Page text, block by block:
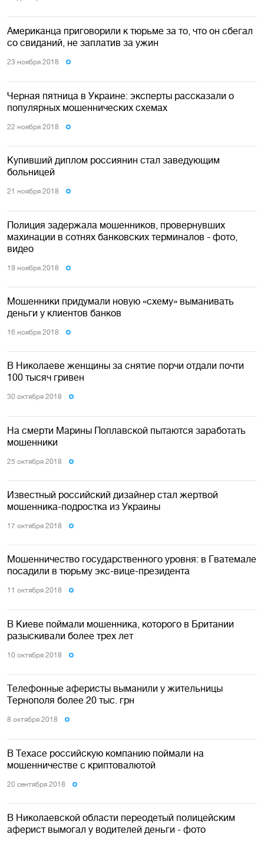
Американца приговорили к тюрьме за то, что он сбегал
со свиданий, не заплатив за ужин
23 ноября 2018
Черная пятница в Украине: эксперты рассказали о
популярных мошеннических схемах
22 ноября 2018
Купивший диплом россиянин стал заведующим
больницей
21 ноября 2018
Полиция задержала мошенников, провернувших
махинации в сотнях банковских терминалов - фото,
видео
19 ноября 2018
Мошенники придумали новую «схему» выманивать
деньги у клиентов банков
16 ноября 2018
В Николаеве женщины за снятие порчи отдали почти
100 тысяч гривен
30 октября 2018
На смерти Марины Поплавской пытаются заработать
мошенники
25 октября 2018
Известный российский дизайнер стал жертвой
мошенника-подростка из Украины
17 октября 2018
Мошенничество государственного уровня: в Гватемале
посадили в тюрьму экс-вице-президента
11 октября 2018
В Киеве поймали мошенника, которого в Британии
разыскивали более трех лет
10 октября 2018
Телефонные аферисты выманили у жительницы
Тернополя более 20 тыс. грн
8 октября 2018
В Техасе российскую компанию поймали на
мошенничестве с криптовалютой
20 сентября 2018
В Николаевской области переодетый полицейским
аферист вымогал у водителей деньги - фото